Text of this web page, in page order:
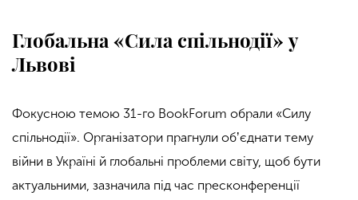
Глобальна «Сила спільнодії»у
Львові
Фокусною темою 31-го BookForum обрали «Силу
спільнодії». Організатори прагнули обʼєднати тему
війни в Україні й глобальні проблеми світу, щоб бути
актуальними, зазначила під час пресконференції